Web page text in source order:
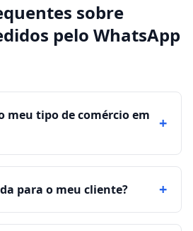
sobre
pelo WhatsApp
meu tipo de comércio em
+
para o meu cliente? +